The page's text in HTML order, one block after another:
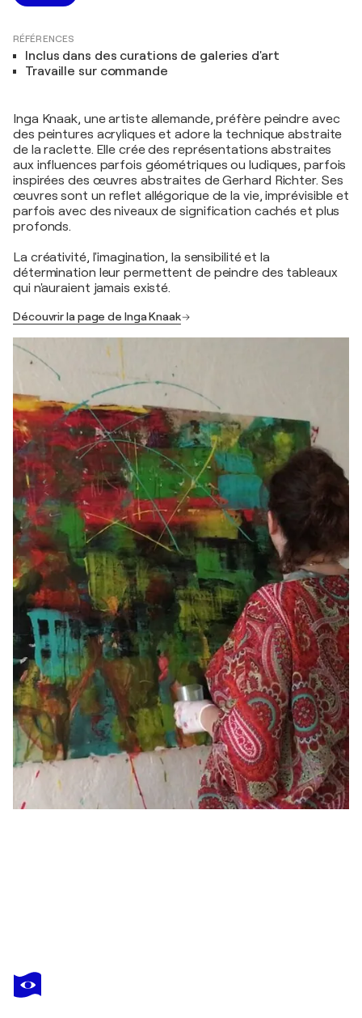
RÉFÉRENCES
Inclus dans des curations de galeries d'art
Travaille sur commande
Inga Knaak, une artiste allemande, préfère peindre avec
des peintures acryliques et adore la technique abstraite
de la raclette. Elle crée des représentations abstraites
aux influences parfois géométriques ou ludiques, parfois
inspirées des œuvres abstraites de Gerhard Richter. Ses
œuvres sont un reflet allégorique de la vie, imprévisible et
parfois avec des niveaux de signification cachés et plus
profonds.
La créativité, l'imagination, la sensibilité et la
détermination leur permettent de peindre des tableaux
qui n'auraient jamais existé.
Découvrir la page de Inga Knaak
INGA KNAAK
Abstrakt 2307 - "Hidden"